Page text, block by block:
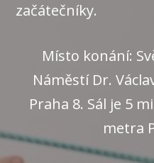
začátečníky.
Místo konání:
Náměstí Dr.
Praha 8. Sál je 5
metra